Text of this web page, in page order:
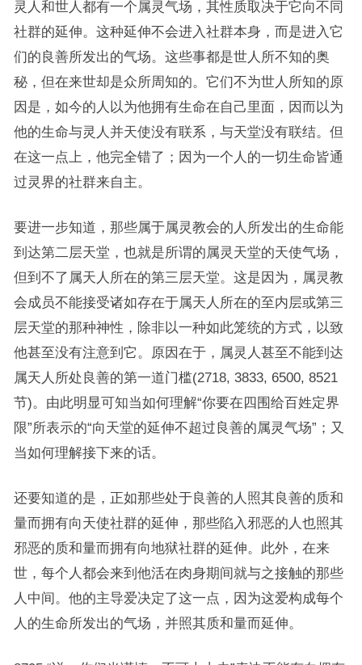
灵人和世人都有一个属灵气场，其性质取决于它向不同
社群的延伸。这种延伸不会进入社群本身，而是进入它
们的良善所发出的气场。这些事都是世人所不知的奥
秘，但在来世却是众所周知的。它们不为世人所知的原
因是，如今的人以为他拥有生命在自己里面，因而以为
他的生命与灵人并天使没有联系，与天堂没有联结。但
在这一点上，他完全错了；因为一个人的一切生命皆通
过灵界的社群来自主。
要进一步知道，那些属于属灵教会的人所发出的生命能
到达第二层天堂，也就是所谓的属灵天堂的天使气场，
但到不了属天人所在的第三层天堂。这是因为，属灵教
会成员不能接受诸如存在于属天人所在的至内层或第三
层天堂的那种神性，除非以一种如此笼统的方式，以致
他甚至没有注意到它。原因在于，属灵人甚至不能到达
属天人所处良善的第一道门槛(2718, 3833, 6500, 8521
节)。由此明显可知当如何理解“你要在四围给百姓定界
限”所表示的“向天堂的延伸不超过良善的属灵气场”；又
当如何理解接下来的话。
还要知道的是，正如那些处于良善的人照其良善的质和
量而拥有向天使社群的延伸，那些陷入邪恶的人也照其
邪恶的质和量而拥有向地狱社群的延伸。此外，在来
世，每个人都会来到他活在肉身期间就与之接触的那些
人中间。他的主导爱决定了这一点，因为这爱构成每个
人的生命所发出的气场，并照其质和量而延伸。